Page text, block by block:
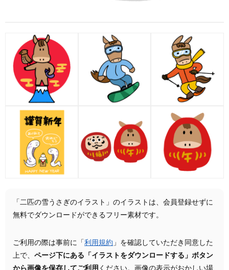
「二匹の雪うさぎのイラスト」のイラストは、会員登録せずに
無料でダウンロードができるフリー素材です。
ご利用の際は事前に「 利用規約 」を確認していただき同意した
上で、 ページ下にある「イラストをダウンロードする」ボタン
から画像を保存してご利用 ください。画像の表示がおかしい場